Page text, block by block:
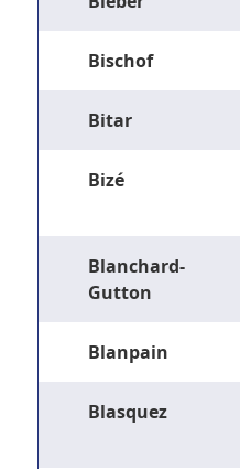
Bischof
Bitar
Bizé
Blanchard-
Gutton
Blanpain
Blasquez